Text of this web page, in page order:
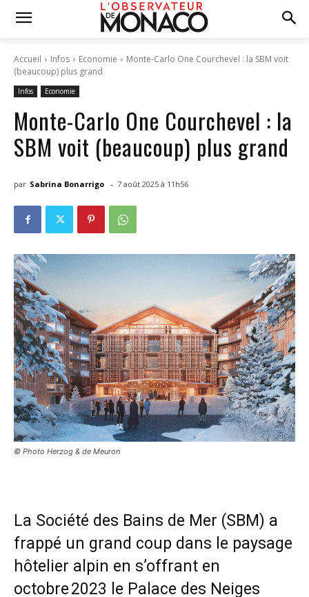
Accueil Infos Economie
Monte-Carlo One Courchevel : la SBM voit
(beaucoup) plus grand
Infos Economie
Monte-Carlo One Courchevel : la
SBM voit (beaucoup) plus grand
par Sabrina Bonarrigo - 7 août 2025 à 11h56
© Photo Herzog & de Meuron
La Société des Bains de Mer (SBM) a
frappé un grand coup dans le paysage
hôtelier alpin en s’offrant en
octobre 2023 le Palace des Neiges